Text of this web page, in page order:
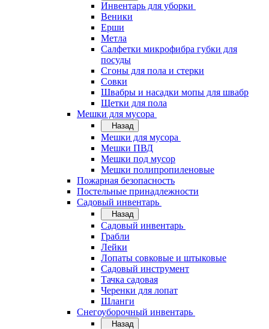
Инвентарь для уборки
Веники
Ерши
Метла
Салфетки микрофибра губки для
посуды
Сгоны для пола и стерки
Совки
Швабры и насадки мопы для швабр
Щетки для пола
Мешки для мусора
Назад
Мешки для мусора
Мешки ПВД
Мешки под мусор
Мешки полипропиленовые
Пожарная безопасность
Постельные принадлежности
Садовый инвентарь
Назад
Садовый инвентарь
Грабли
Лейки
Лопаты совковые и штыковые
Садовый инструмент
Тачка садовая
Черенки для лопат
Шланги
Снегоуборочный инвентарь
Назад